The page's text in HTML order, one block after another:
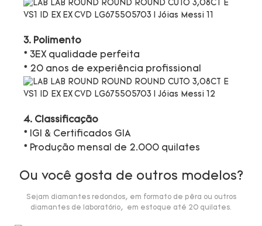
3. Polimento
* 3EX qualidade perfeita
* 20 anos de experiência profissional
4. Classificação
* IGI & Certificados GIA
* Produção mensal de 2.000 quilates
Ou você gosta de outros modelos?
Sejam diamantes redondos, em formato de pêra ou outros
diamantes de laboratório, em estoque até 20 quilates.